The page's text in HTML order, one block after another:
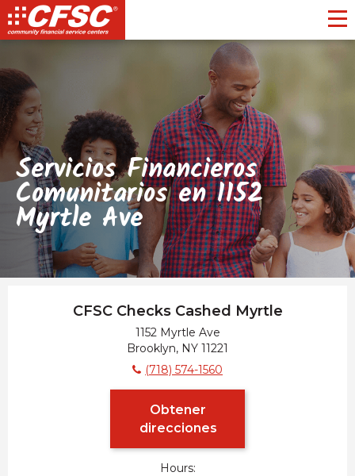
Servicios Financieros
Comunitarios en 1152
Myrtle Ave
CFSC Checks Cashed Myrtle
1152 Myrtle Ave
Brooklyn, NY 11221
(718) 574-1560
Obtener
direcciones
Hours: